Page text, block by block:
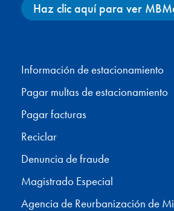
Haz clic aquí para ver
Información de estacionamiento
Pagar multas de estacionamiento
Pagar facturas
Reciclar
Denuncia de fraude
Magistrado Especial
Agencia de Reurbanización de